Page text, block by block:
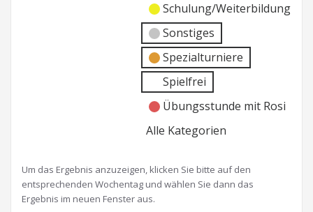
Schulung/Weiterbildung
Sonstiges
Spezialturniere
Spielfrei
Übungsstunde mit Rosi
Alle Kategorien
Um das Ergebnis anzuzeigen, klicken Sie bitte auf den
entsprechenden Wochentag und wählen Sie dann das
Ergebnis im neuen Fenster aus.